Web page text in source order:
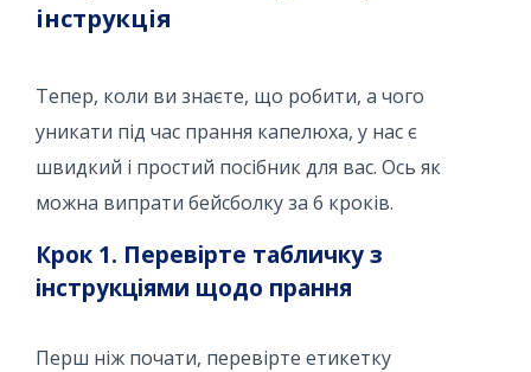
інструкція
Тепер, коли ви знаєте, що робити, а чого
уникати під час прання капелюха, у нас є
швидкий і простий посібник для вас. Ось як
можна випрати бейсболку за 6 кроків.
Крок 1. Перевірте табличку з
інструкціями щодо прання
Перш ніж почати, перевірте етикетку